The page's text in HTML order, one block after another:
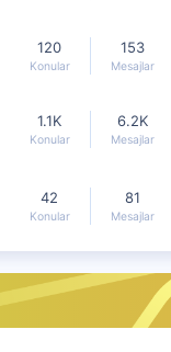
120
Konular
153
Mesajlar
1.1K
Konular
6.2K
Mesajlar
42
Konular
81
Mesajlar